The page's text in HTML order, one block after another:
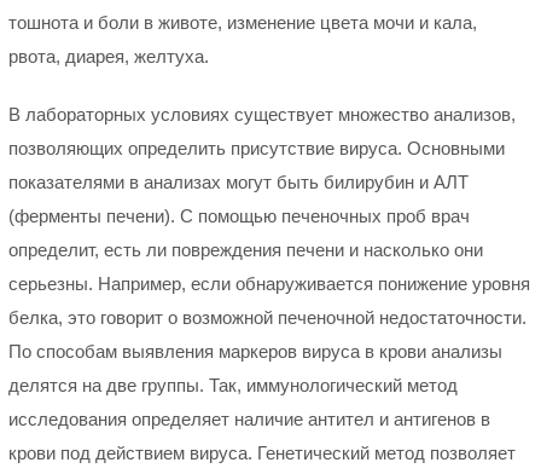
тошнота и боли в животе, изменение цвета мочи и кала,
рвота, диарея, желтуха.
В лабораторных условиях существует множество анализов,
позволяющих определить присутствие вируса. Основными
показателями в анализах могут быть билирубин и АЛТ
(ферменты печени). С помощью печеночных проб врач
определит, есть ли повреждения печени и насколько они
серьезны. Например, если обнаруживается понижение уровня
белка, это говорит о возможной печеночной недостаточности.
По способам выявления маркеров вируса в крови анализы
делятся на две группы. Так, иммунологический метод
исследования определяет наличие антител и антигенов в
крови под действием вируса. Генетический метод позволяет